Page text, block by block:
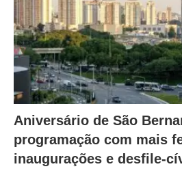
Aniversário de São
programação com mais
inaugurações e desfile-